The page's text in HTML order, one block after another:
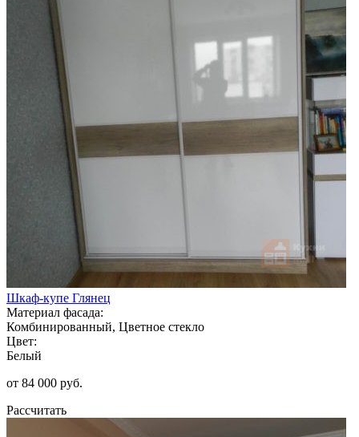
Шкаф-купе Глянец
Материал фасада:
Комбинированный, Цветное стекло
Цвет:
Белый
от 84 000 руб.
Рассчитать